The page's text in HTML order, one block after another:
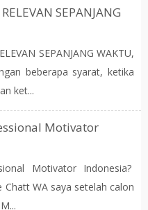
SEPANJANG
SEPANJANG WAKTU,
beberapa syarat, ketika
ket...
Motivator
Motivator Indonesia?
WA saya setelah calon